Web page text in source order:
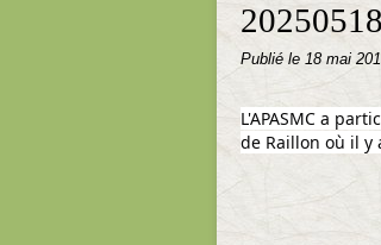
Publié le 18 mai
L'APASMC a
de Raillon où il y